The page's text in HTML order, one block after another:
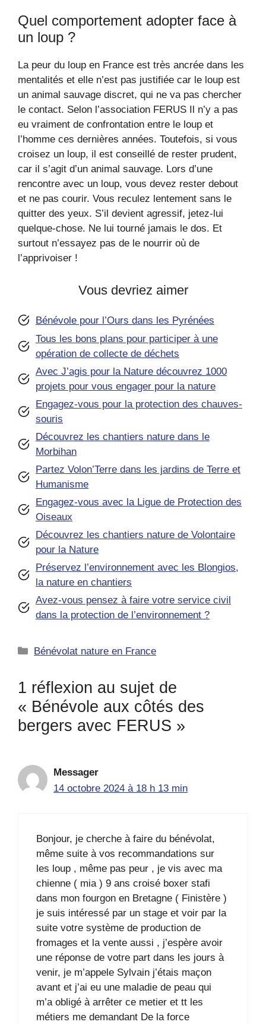
Quel comportement adopter face à
un loup ?
La peur du loup en France est très ancrée dans les
mentalités et elle n’est pas justifiée car le loup est
un animal sauvage discret, qui ne va pas chercher
le contact. Selon l’association FERUS Il n’y a pas
eu vraiment de confrontation entre le loup et
l’homme ces dernières années. Toutefois, si vous
croisez un loup, il est conseillé de rester prudent,
car il s’agit d’un animal sauvage. Lors d’une
rencontre avec un loup, vous devez rester debout
et ne pas courir. Vous reculez lentement sans le
quitter des yeux. S’il devient agressif, jetez-lui
quelque-chose. Ne lui tourné jamais le dos. Et
surtout n’essayez pas de le nourrir où de
l’apprivoiser !
Vous devriez aimer
Bénévole pour l’Ours dans les Pyrénées
Tous les bons plans pour participer à une
opération de collecte de déchets
Avec J’agis pour la Nature découvrez 1000
projets pour vous engager pour la nature
Engagez-vous pour la protection des chauves-
souris
Découvrez les chantiers nature dans le
Morbihan
Partez Volon’Terre dans les jardins de Terre et
Humanisme
Engagez-vous avec la Ligue de Protection des
Oiseaux
Découvrez les chantiers nature de Volontaire
pour la Nature
Préservez l’environnement avec les Blongios,
la nature en chantiers
Avez-vous pensez à faire votre service civil
dans la protection de l’environnement ?
Catégories
Bénévolat nature en France
1 réflexion au sujet de
« Bénévole aux côtés des
bergers avec FERUS »
Messager
14 octobre 2024 à 18 h 13 min
Bonjour, je cherche à faire du bénévolat,
même suite à vos recommandations sur
les loup , même pas peur , je vis avec ma
chienne ( mia ) 9 ans croisé boxer stafi
dans mon fourgon en Bretagne ( Finistère )
je suis intéressé par un stage et voir par la
suite votre système de production de
fromages et la vente aussi , j’espère avoir
une réponse de votre part dans les jours à
venir, je m’appele Sylvain j’étais maçon
avant et j’ai eu une maladie de peau qui
m’a obligé à arrêter ce metier et tt les
métiers me demandant De la force